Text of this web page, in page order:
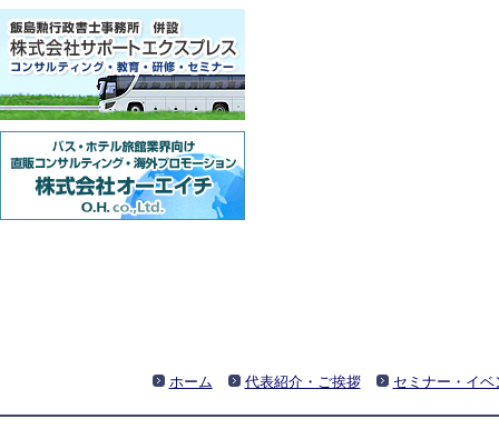
ホーム 代表紹介・ご挨拶 セミナー・イベ